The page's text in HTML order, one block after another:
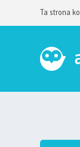
Ta strona